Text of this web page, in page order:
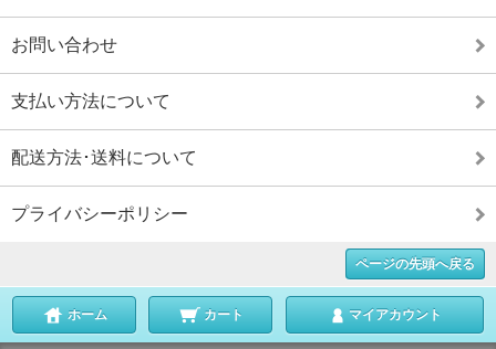
お問い合わせ
支払い方法について
配送方法･送料について
プライバシーポリシー
ページの先頭へ戻る
ホーム カート マイアカウント